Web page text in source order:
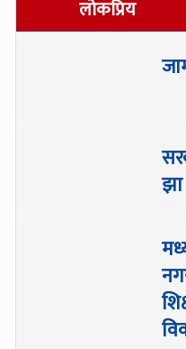
लोकप्रिय
झा